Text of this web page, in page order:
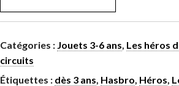
Catégories : Jouets 3-6 ans, Les héros
circuits
Étiquettes : dès 3 ans, Hasbro, Héros,